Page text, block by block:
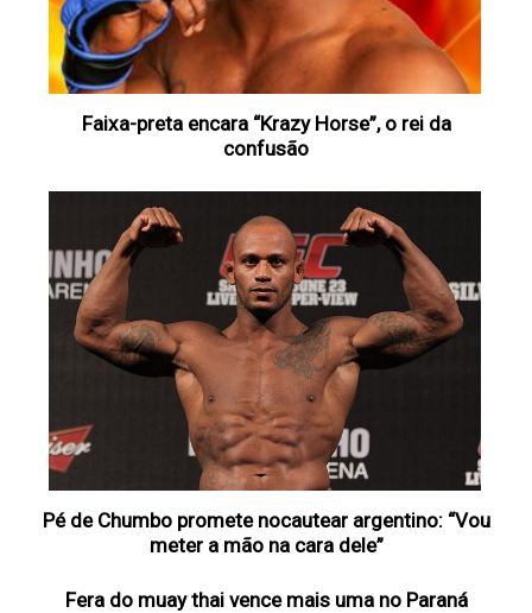
Faixa-preta encara “Krazy Horse”, o rei da
confusão
Pé de Chumbo promete nocautear argentino: “Vou
meter a mão na cara dele”
Fera do muay thai vence mais uma no Paraná